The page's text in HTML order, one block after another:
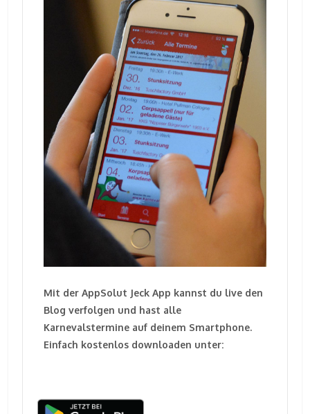
Mit der AppSolut Jeck App kannst du live den
Blog verfolgen und hast alle
Karnevalstermine auf deinem Smartphone.
Einfach kostenlos downloaden unter: